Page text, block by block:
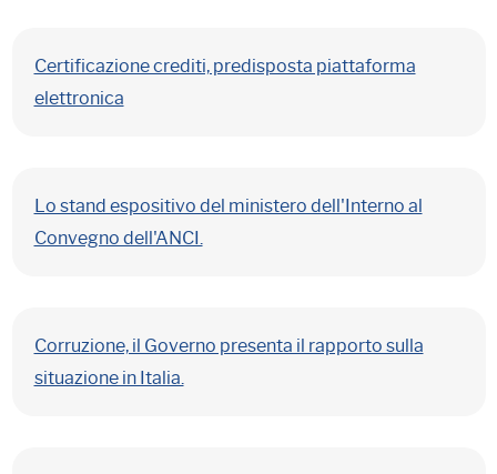
Certificazione crediti, predisposta piattaforma
elettronica
Lo stand espositivo del ministero dell'Interno al
Convegno dell'ANCI.
Corruzione, il Governo presenta il rapporto sulla
situazione in Italia.